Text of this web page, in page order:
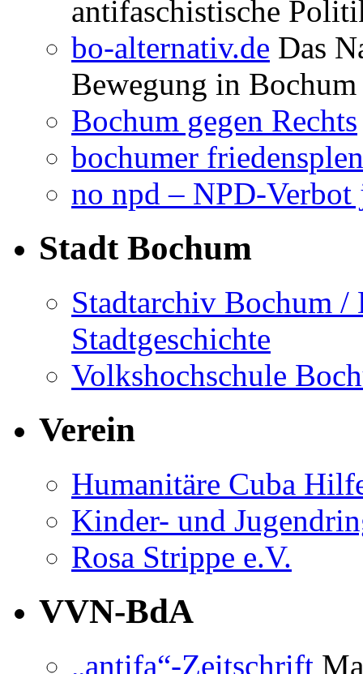
antifaschistische
bo-alternativ.de Das
Bewegung in Bochum
Bochum gegen Rechts
bochumer
no npd – NPD-Verbot
Stadt Bochum
Stadtarchiv Bochum
Stadtgeschichte
Volkshochschule
Verein
Humanitäre Cuba
Kinder- und
Rosa Strippe e.V.
VVN-BdA
„antifa“-Zeitschrift